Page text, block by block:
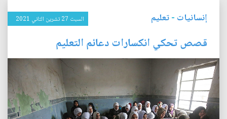
إنسانيات -تعليم السبت 27 تشرين الثاني 2021
قصص تحكي انكسارات دعائم التعليم